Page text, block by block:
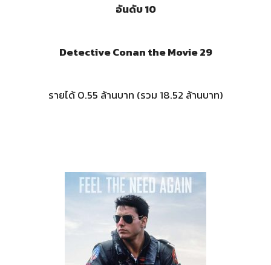
อันดับ 10
Detective Conan the Movie 29
รายได้ 0.55 ล้านบาท (รวม 18.52 ล้านบาท)